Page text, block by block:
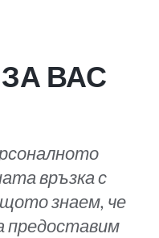
ВАС
връзка с
знаем, че
предоставим